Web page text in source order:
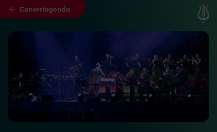
Naar hoofdcontent
Concertagenda